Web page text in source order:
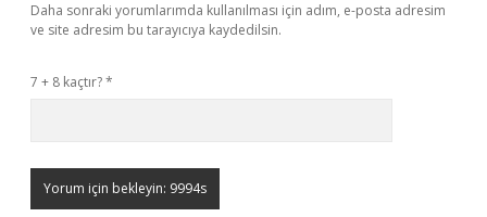
Daha sonraki yorumlarımda kullanılması için adım, e-posta adresim
ve site adresim bu tarayıcıya kaydedilsin.
7 + 8 kaçtır?*